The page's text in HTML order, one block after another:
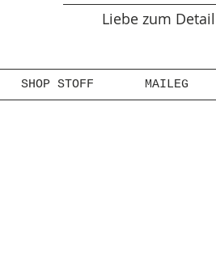
Liebe zum Detail
SHOP STOFF MAILEG